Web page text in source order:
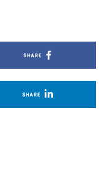
SHARE
SHARE